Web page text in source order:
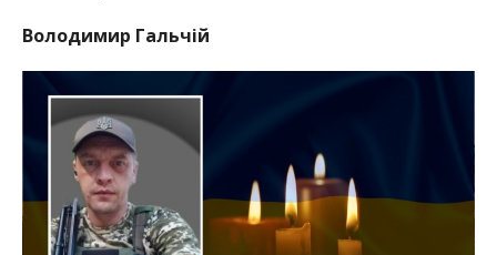
Володимир Гальчій